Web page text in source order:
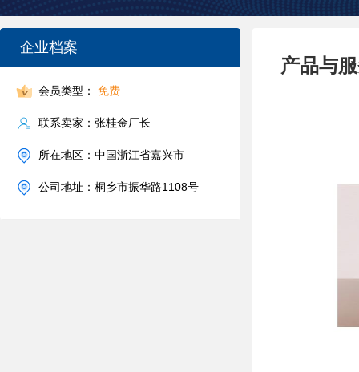
企业档案
会员类型： 免费
联系卖家：张桂金厂长
所在地区：中国浙江省嘉兴市
公司地址：桐乡市振华路1108号
产品与